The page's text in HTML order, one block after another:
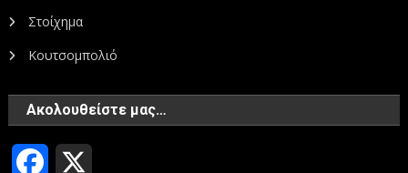
Στοίχημα
Κουτσομπολιό
Ακολουθείστε μας…
Facebook